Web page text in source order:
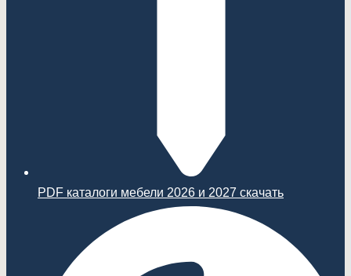
PDF каталоги мебели 2026 и 2027 скачать